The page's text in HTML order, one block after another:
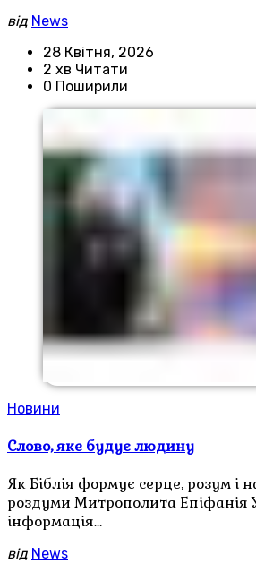
від News
28 Квітня, 2026
2 хв Читати
0 Поширили
Новини
Слово, яке будує людину
Як Біблія формує серце, розум і
роздуми Митрополита Епіфанія У
інформація…
від News